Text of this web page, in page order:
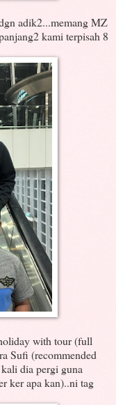
adik2...memang MZ
kami terpisah 8
with tour (full
Sufi (recommended
dia pergi guna
ker apa kan)..ni tag